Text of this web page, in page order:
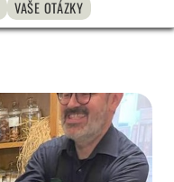
VAŠE OTÁZKY